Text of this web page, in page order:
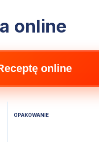
online
online
OPAKOWANIE